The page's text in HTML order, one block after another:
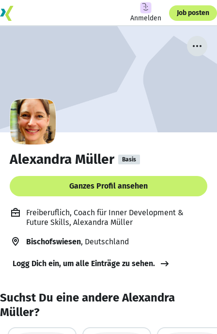
Anmelden
Job posten
Alexandra Müller Basis
Ganzes Profil ansehen
Freiberuflich, Coach für Inner Development &
Future Skills, Alexandra Müller
Bischofswiesen, Deutschland
Logg Dich ein, um alle Einträge zu sehen.
Suchst Du eine andere Alexandra
Müller?